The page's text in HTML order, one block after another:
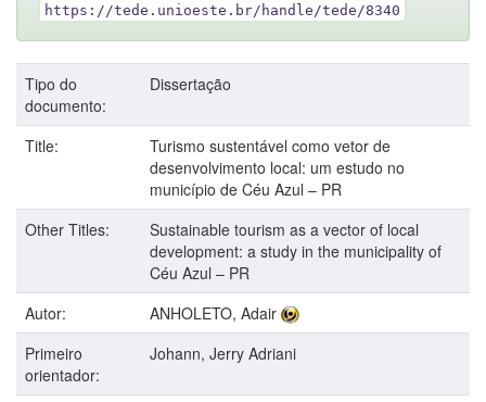
https://tede.unioeste.br/handle/tede/8340
Tipo do
documento:
Dissertação
Title:
Turismo sustentável como vetor de
desenvolvimento local: um estudo no
município de Céu Azul – PR
Other Titles:
Sustainable tourism as a vector of local
development: a study in the municipality of
Céu Azul – PR
Autor:
ANHOLETO, Adair
Primeiro
orientador:
Johann, Jerry Adriani